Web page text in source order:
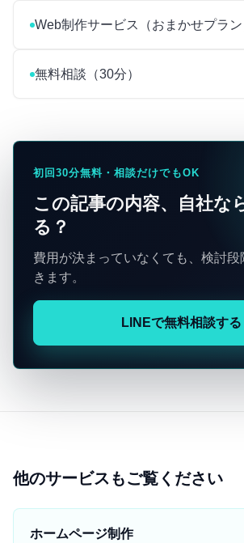
Web制作サービス（おまかせプラン
無料相談（30分）
初回30分無料・相談だけでもOK
この記事の内容、自社な
る？
費用が決まっていなくても、検討
きます。
LINEで無料相談する
他のサービスもご覧ください
ホームページ制作